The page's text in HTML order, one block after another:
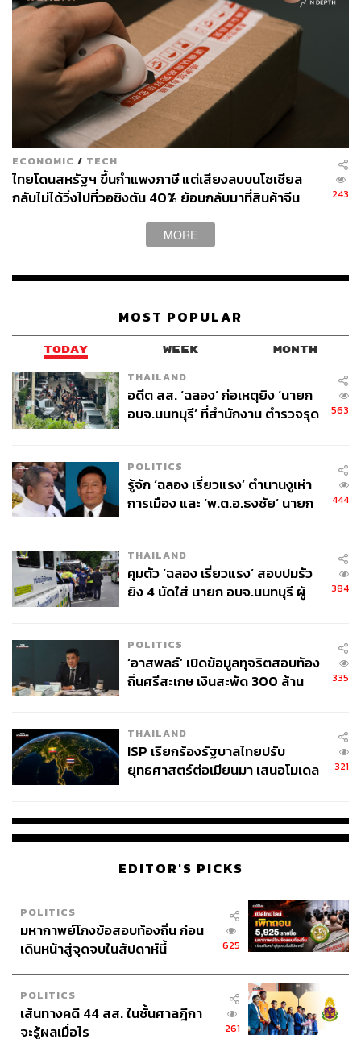
ECONOMIC / TECH
ไทยโดนสหรัฐฯ ขึ้นกำแพงภาษี แต่เสียงลบบนโซเชียล
กลับไม่ได้วิ่งไปที่วอชิงตัน 40% ย้อนกลับมาที่สินค้าจีน
243
MORE
MOST POPULAR
TODAY WEEK MONTH
THAILAND
อดีต สส. ‘ฉลอง’ ก่อเหตุยิง ‘นายก
อบจ.นนทบุรี’ ที่สำนักงาน ตำรวจรุด
563
POLITICS
รู้จัก ‘ฉลอง เรี่ยวแรง’ ตำนานงูเห่า
การเมือง และ ‘พ.ต.อ.ธงชัย’ นายก
444
THAILAND
คุมตัว ‘ฉลอง เรี่ยวแรง’ สอบปมรัว
ยิง 4 นัดใส่ นายก อบจ.นนทบุรี ผู้
384
POLITICS
‘อาสพลธ์’ เปิดข้อมูลทุจริตสอบท้อง
ถิ่นศรีสะเกษ เงินสะพัด 300 ล้าน
335
THAILAND
ISP เรียกร้องรัฐบาลไทยปรับ
ยุทธศาสตร์ต่อเมียนมา เสนอโมเดล
321
EDITOR'S PICKS
POLITICS
มหากาพย์โกงข้อสอบท้องถิ่น ก่อน
เดินหน้าสู่จุดจบในสัปดาห์นี้
625
POLITICS
เส้นทางคดี 44 สส. ในชั้นศาลฎีกา
จะรู้ผลเมื่อไร
261